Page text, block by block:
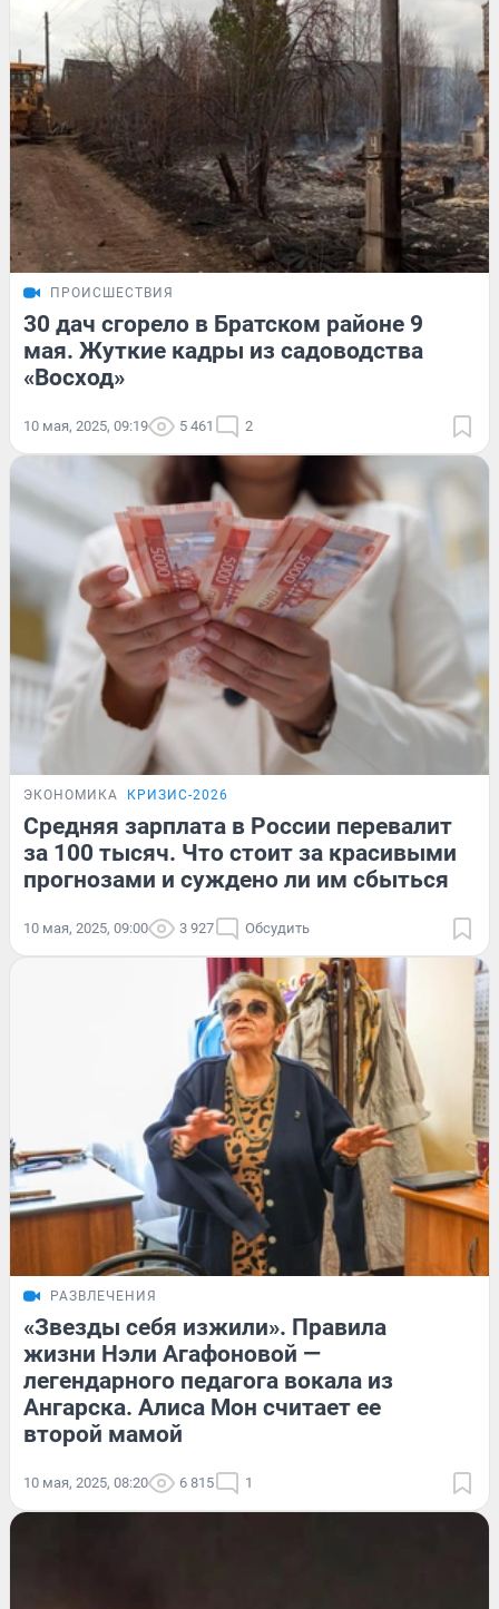
ПРОИСШЕСТВИЯ
30 дач сгорело в Братском районе 9
мая. Жуткие кадры из садоводства
«Восход»
10 мая, 2025, 09:19 5 461 2
ЭКОНОМИКА КРИЗИС-2026
Средняя зарплата в России перевалит
за 100 тысяч. Что стоит за красивыми
прогнозами и суждено ли им сбыться
10 мая, 2025, 09:00 3 927 Обсудить
РАЗВЛЕЧЕНИЯ
«Звезды себя изжили». Правила
жизни Нэли Агафоновой —
легендарного педагога вокала из
Ангарска. Алиса Мон считает ее
второй мамой
10 мая, 2025, 08:20 6 815 1